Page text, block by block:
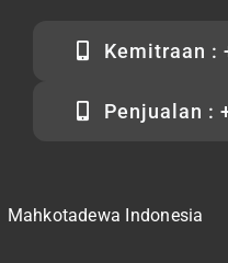
Kemitraan :
Penjualan :
Mahkotadewa Indonesia